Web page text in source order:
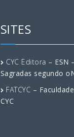
SITES
CYC Editora – ESN
Sagradas segundo
FATCYC –
CYC